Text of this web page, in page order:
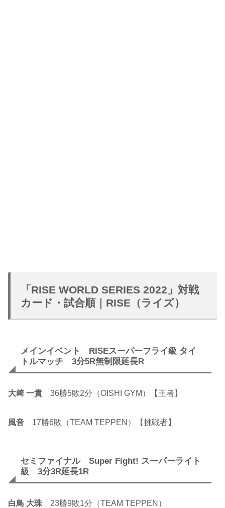
「RISE WORLD SERIES 2022」対戦
カード・試合順｜RISE（ライズ）
メインイベント RISEスーパーフライ級 タイ
トルマッチ 3分5R無制限延長R
大﨑 一貴 36勝5敗2分（OISHI GYM）【王者】
風音 17勝6敗（TEAM TEPPEN）【挑戦者】
セミファイナル Super Fight! スーパーライト
級 3分3R延長1R
白鳥 大珠 23勝9敗1分（TEAM TEPPEN）